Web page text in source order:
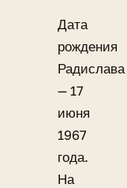
Дата
рождения
Радислава
— 17
июня
1967
года.
На